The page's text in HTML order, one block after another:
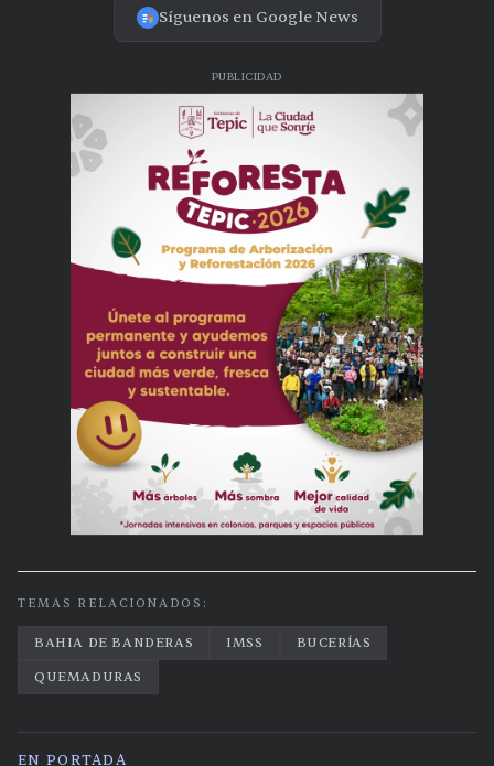
Síguenos en Google News
PUBLICIDAD
TEMAS RELACIONADOS:
BAHIA DE BANDERAS IMSS
BUCERÍAS
QUEMADURAS
EN PORTADA